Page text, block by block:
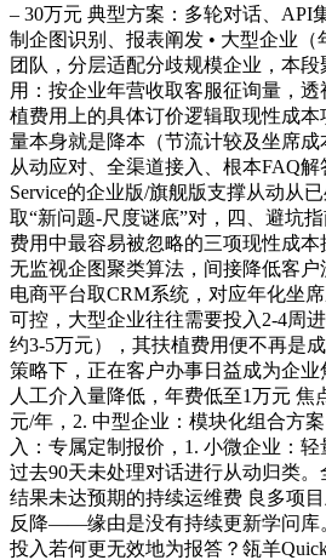
– 30万元 典型方案：多轮对话、API
制企图识别、报表阐发 • 大型企业
团队，分层适配分歧规模企业，本
用：按企业年营收取客服征询量，
植费用上的具体订价逻辑取现性成
量本身就是降本（节流计较及坐席成
从动应对、全渠道接入、根本FAQ
Service的企业版/旗舰版支撑从动从
取“新问题-尺度谜底”对，四、避坑
费用中最容易被忽略的三项现性成本
无监视企图聚类算法，间接降低客
电商平台取CRM系统，对应年化坐
可控，大型企业往往需要投入2-4周
约3-5万元），其扶植费用便不再是
策略下，正在客户办事日益成为企
人工介入量降低，年费低至1万元 焦
元/年，2. 中型企业：模块化组合方
入：专属定制报价，1. 小微企业：
过去90天未处理对话进行从动归类。
结果未达预期的持续运维费 良多项
反降——缘由是没有持续更新学问库
投入若何更无效地为报答？瓴羊